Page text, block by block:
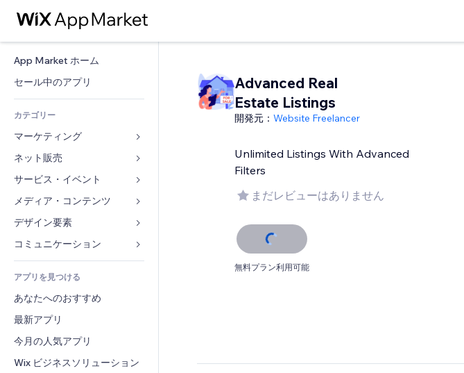
App Market ホーム
セール中のアプリ
カテゴリー
マーケティング
広告
モバイル
アクセス解析
リスティング広告
メール
コンバージョン
ネット販売
ストア用アプリ
発送・配達
販売ボタン
会計
クーポン・特典
倉庫管理ソリューション
ドロップシッピング
サービス・イベント
ホテル
イベント
レストラン
不動産
ブッキング
メディア・コンテンツ
ギャラリー
音楽
ポッドキャスト
写真
動画
PDF
ファイル共有
ニュース
デザイン要素
マップ・ナビ
プライバシー・セキュリティ
時計
ページテンプレート
画像効果
ボタン・メニュー
バナー・バッジ
フォーム
ブログ
投票
チャット
コメント
電話
アプリを見つける
あなたへのおすすめ
最新アプリ
今月の人気アプリ
Wix ビジネスソリューション
Advanced Real
Estate Listings
開発元： Website Freelancer
Unlimited Listings With Advanced
Filters
まだレビューはありません
無料プラン利用可能